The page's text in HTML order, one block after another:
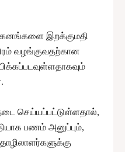
இறக்குமதி
வழங்குவதற்கான
செய்யப்பட்டுள்ளதால்,
பணம் அனுப்பும்,